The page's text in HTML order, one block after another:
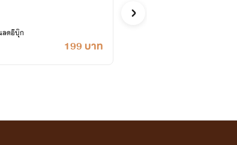
199 บาท
ลดอีบุ๊ก